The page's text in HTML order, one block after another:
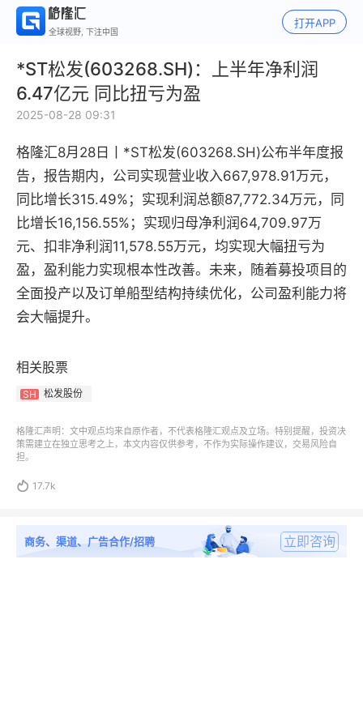
全球视野, 下注中国
打开APP
*ST松发(603268.SH)：上半年净利润
6.47亿元 同比扭亏为盈
2025-08-28 09:31
格隆汇8月28日丨 *ST松发(603268.SH)公布半年度报
告 ， 报告期内，公司实现营业收入667,978.91万元，
同比增长315.49%；实现利润总额87,772.34万元，同
比增长16,156.55%；实现归母净利润64,709.97万
元、扣非净利润11,578.55万元，均实现大幅扭亏为
盈，盈利能力实现根本性改善。未来，随着募投项目的
全面投产以及订单船型结构持续优化，公司盈利能力将
会大幅提升。
相关股票
SH 松发股份
格隆汇声明：文中观点均来自原作者，不代表格隆汇观点及立场。特别提醒，投资决
策需建立在独立思考之上，本文内容仅供参考，不作为实际操作建议，交易风险自
担。
 17.7k
商务、渠道、广告合作/招聘 立即咨询